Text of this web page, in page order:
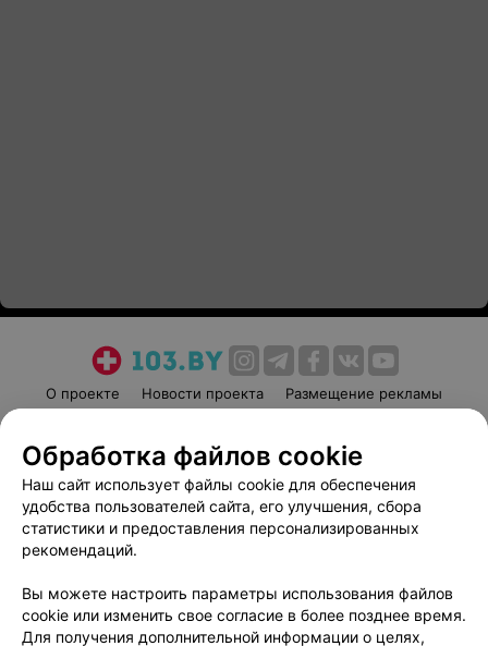
О проекте Новости проекта
Размещение рекламы
Пользовательское соглашение
Способы оплаты
Вакансии
Партнеры
Написать руководителю 103.by
Обработка персональных данных
Обработка файлов cookie
Наш сайт использует файлы cookie для обеспечения
удобства пользователей сайта, его улучшения, сбора
статистики и предоставления персонализированных
рекомендаций.
Вы можете настроить параметры использования файлов
cookie или изменить свое согласие в более позднее время.
Для получения дополнительной информации о целях,